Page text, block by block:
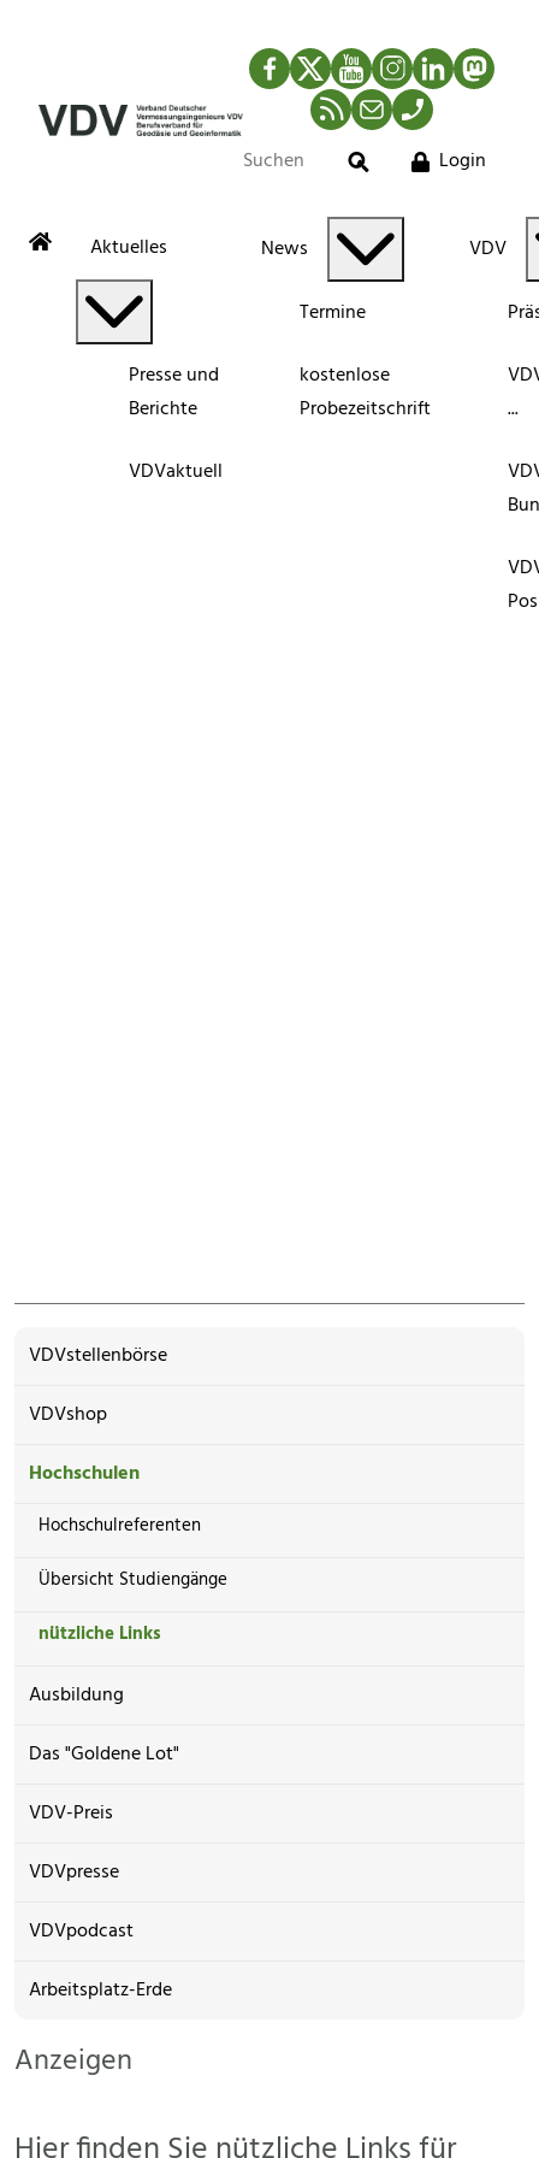
Facebook
TwitterYouTubeInstagram
LinkedIn
RSS-Newsfeed
MailTelefon
Suche
Login
Aktuelles
Presse und
Berichte
VDVaktuell
News
Termine
kostenlose
Probezeitschrift
VDV
...
VDVstellenbörse
VDVshop
Hochschulen
Hochschulreferenten
Übersicht Studiengänge
nützliche Links
Ausbildung
Das "Goldene Lot"
VDV-Preis
VDVpresse
VDVpodcast
Arbeitsplatz-Erde
Anzeigen